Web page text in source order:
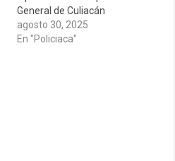
General de Culiacán
agosto 30, 2025
En "Policiaca"